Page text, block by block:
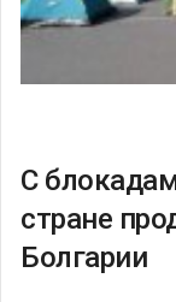
С
стране
Болгарии